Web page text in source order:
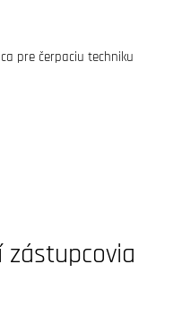
pre čerpaciu techniku
zástupcovia